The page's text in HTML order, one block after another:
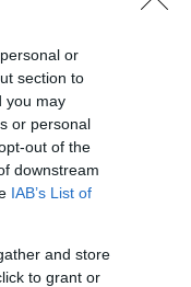
or
section to
you may
or personal
out of the
downstream
IAB’s List of
and store
to grant or